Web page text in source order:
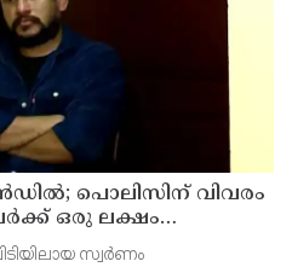
പൊലിസിന് വിവരം
ഒരു ലക്ഷം
മന്ത്രി
സ്വർണം